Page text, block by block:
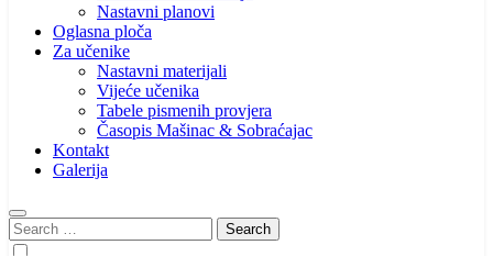
Nastavni planovi
Oglasna ploča
Za učenike
Nastavni materijali
Vijeće učenika
Tabele pismenih provjera
Časopis Mašinac & Sobraćajac
Kontakt
Galerija
Search
for: